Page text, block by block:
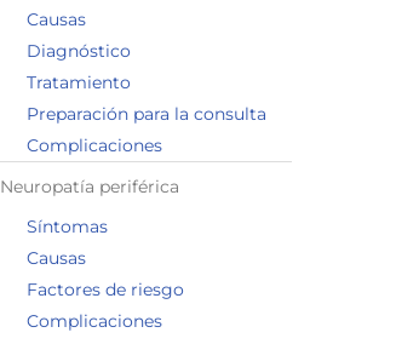
Causas
Diagnóstico
Tratamiento
Preparación para la consulta
Complicaciones
Neuropatía periférica
Síntomas
Causas
Factores de riesgo
Complicaciones